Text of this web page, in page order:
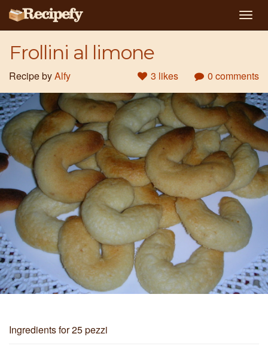
Frollini al limone
3 likes 0 comments
Recipe byAlfy
Ingredientsfor 25 pezzi